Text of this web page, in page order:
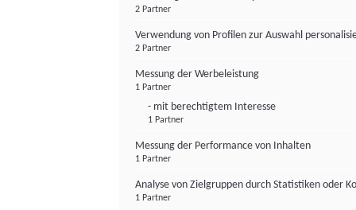
2 Partner
Verwendung von Profilen zur Auswahl
2 Partner
Messung der Werbeleistung
1 Partner
- mit berechtigtem Interesse
1 Partner
Messung der Performance von Inhalten
1 Partner
Analyse von Zielgruppen durch Statistiken oder
1 Partner